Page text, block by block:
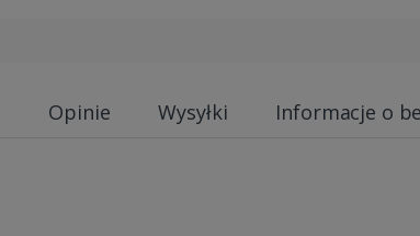
Opinie Wysyłki Informacje o